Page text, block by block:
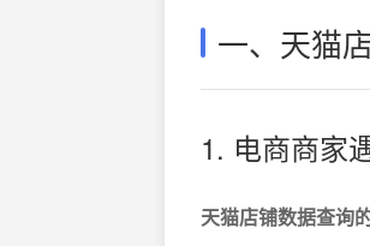
一、天猫
1. 电商商家
天猫店铺数据查询